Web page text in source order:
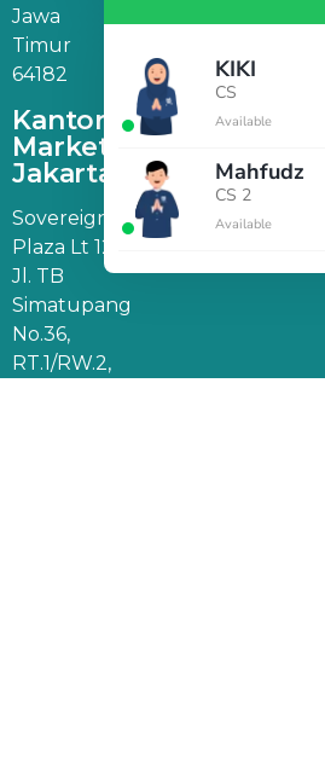
Jawa
Timur
64182
Kantor
Marketing
Jakarta
Sovereign
Plaza Lt 12,
Jl. TB
Simatupang
No.36,
RT.1/RW.2,
KIKI
CS
Available
Mahfudz
CS 2
Available